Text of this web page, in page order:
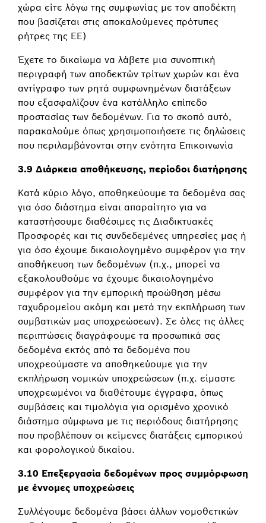
χώρα είτε λόγω της συμφωνίας με τον αποδέκτη
που βασίζεται στις αποκαλούμενες πρότυπες
ρήτρες της ΕΕ)
Έχετε το δικαίωμα να λάβετε μια συνοπτική
περιγραφή των αποδεκτών τρίτων χωρών και ένα
αντίγραφο των ρητά συμφωνημένων διατάξεων
που εξασφαλίζουν ένα κατάλληλο επίπεδο
προστασίας των δεδομένων. Για το σκοπό αυτό,
παρακαλούμε όπως χρησιμοποιήσετε τις δηλώσεις
που περιλαμβάνονται στην ενότητα Επικοινωνία
3.9 Διάρκεια αποθήκευσης, περίοδοι διατήρησης
Κατά κύριο λόγο, αποθηκεύουμε τα δεδομένα σας
για όσο διάστημα είναι απαραίτητο για να
καταστήσουμε διαθέσιμες τις Διαδικτυακές
Προσφορές και τις συνδεδεμένες υπηρεσίες μας ή
για όσο έχουμε δικαιολογημένο συμφέρον για την
αποθήκευση των δεδομένων (π.χ., μπορεί να
εξακολουθούμε να έχουμε δικαιολογημένο
συμφέρον για την εμπορική προώθηση μέσω
ταχυδρομείου ακόμη και μετά την εκπλήρωση των
συμβατικών μας υποχρεώσεων). Σε όλες τις άλλες
περιπτώσεις διαγράφουμε τα προσωπικά σας
δεδομένα εκτός από τα δεδομένα που
υποχρεούμαστε να αποθηκεύουμε για την
εκπλήρωση νομικών υποχρεώσεων (π.χ. είμαστε
υποχρεωμένοι να διαθέτουμε έγγραφα, όπως
συμβάσεις και τιμολόγια για ορισμένο χρονικό
διάστημα σύμφωνα με τις περιόδους διατήρησης
που προβλέπουν οι κείμενες διατάξεις εμπορικού
και φορολογικού δικαίου.
3.10 Επεξεργασία δεδομένων προς συμμόρφωση
με έννομες υποχρεώσεις
Συλλέγουμε δεδομένα βάσει άλλων νομοθετικών